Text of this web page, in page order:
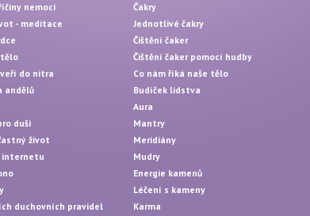
nemocí
- meditace
do nitra
andělů
duši
život
internetu
duchovních pravidel
Čakry
Jednotlivé čakry
Čištění čaker
Čištění čaker pomocí hudby
Co nám říká naše tělo
Budíček lidstva
Aura
Mantry
Meridiány
Mudry
Energie kamenů
Léčení s kameny
Karma